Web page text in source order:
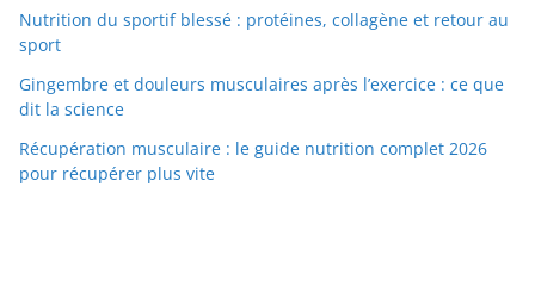
Nutrition du sportif blessé : protéines, collagène et retour au
sport
Gingembre et douleurs musculaires après l’exercice : ce que
dit la science
Récupération musculaire : le guide nutrition complet 2026
pour récupérer plus vite